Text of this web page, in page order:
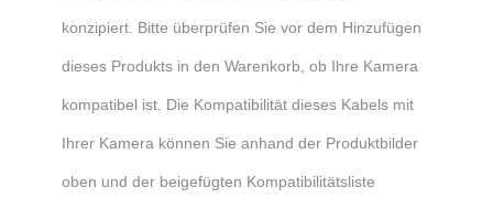
konzipiert. Bitte überprüfen Sie vor dem Hinzufügen
dieses Produkts in den Warenkorb, ob Ihre Kamera
kompatibel ist. Die Kompatibilität dieses Kabels mit
Ihrer Kamera können Sie anhand der Produktbilder
oben und der beigefügten Kompatibilitätsliste